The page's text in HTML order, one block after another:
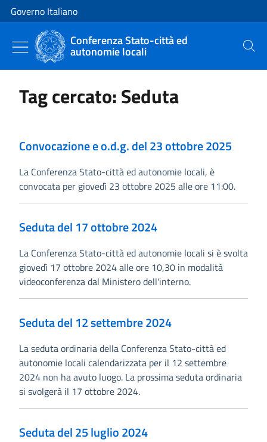
Vai al contenuto
Vai alla navigazione del sito
Governo Italiano
Conferenza Stato-città ed
autonomie locali Cerca
Tag cercato: Seduta
Convocazione e o.d.g. del 23 ottobre 2025
La Conferenza Stato-città ed autonomie locali, è
convocata per giovedì 23 ottobre 2025 alle ore 11:00.
Seduta del 17 ottobre 2024
La Conferenza Stato-città ed autonomie locali si è svolta
giovedì 17 ottobre 2024 alle ore 10,30 in modalità
videoconferenza dal Ministero dell'interno.
Seduta del 12 settembre 2024
La seduta ordinaria della Conferenza Stato-città ed
autonomie locali calendarizzata per il 12 settembre
2024 non ha avuto luogo. La prossima seduta ordinaria
si svolgerà il 17 ottobre 2024.
Seduta del 25 luglio 2024